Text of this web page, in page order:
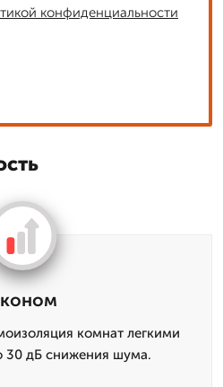
конфиденциальности
комнат легкими
30 дБ снижения шума.